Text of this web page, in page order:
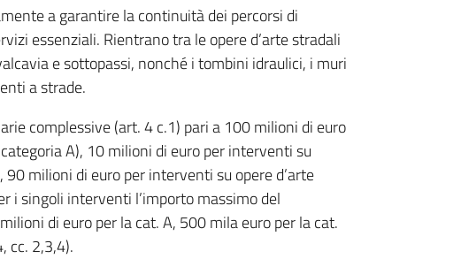
a garantire la continuità dei percorsi di
essenziali. Rientrano tra le opere d’arte stradali
e sottopassi, nonché i tombini idraulici, i muri
a strade.
complessive (art. 4 c.1) pari a 100 milioni di euro
A), 10 milioni di euro per interventi su
milioni di euro per interventi su opere d’arte
i singoli interventi l’importo massimo del
di euro per la cat. A, 500 mila euro per la cat.
cc. 2,3,4).